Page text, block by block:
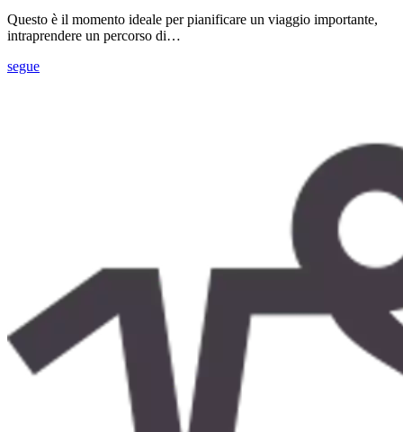
Questo è il momento ideale per pianificare un viaggio importante,
intraprendere un percorso di…
segue